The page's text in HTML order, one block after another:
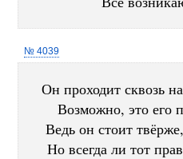
№ 4039
Он проходит сквозь
Возможно, это его
Ведь он стоит
Но всегда ли тот